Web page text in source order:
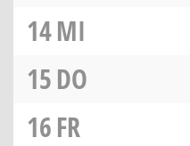
14MI
15DO
16FR